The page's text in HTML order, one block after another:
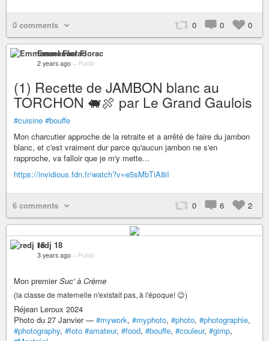
0 comments 0 0 0
Emmanuel Florac
2 years ago – Public
(1) Recette de JAMBON blanc au
TORCHON 🐖🍖 par Le Grand Gaulois
#cuisine #bouffe
Mon charcutier approche de la retraite et a arrêté de faire du jambon
blanc, et c'est vraiment dur parce qu'aucun jambon ne s'en
rapproche, va falloir que je m'y mette...
https://invidious.fdn.fr/watch?v=e5sMbTiA8iI
6 comments 0 6 2
redj 18
3 years ago – Public
Mon premierSuc' à Crème
(la classe de maternelle n'existait pas, à l'époque! 😉)
Réjean Leroux 2024
Photo du 27 Janvier — #mywork, #myphoto, #photo, #photographie,
#photography, #foto #amateur, #food, #bouffe, #couleur, #gimp,